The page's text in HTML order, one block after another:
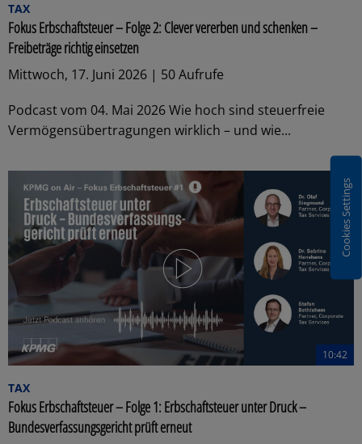
TAX
Fokus Erbschaftsteuer – Folge 2: Clever vererben und schenken –
Freibeträge richtig einsetzen
Mittwoch, 17. Juni 2026 | 50 Aufrufe
Podcast vom 04. Mai 2026 Wie hoch sind steuerfreie
Vermögensübertragungen wirklich – und wie...
10:42
TAX
Fokus Erbschaftsteuer – Folge 1: Erbschaftsteuer unter Druck –
Bundesverfassungsgericht prüft erneut
Cookies Settings